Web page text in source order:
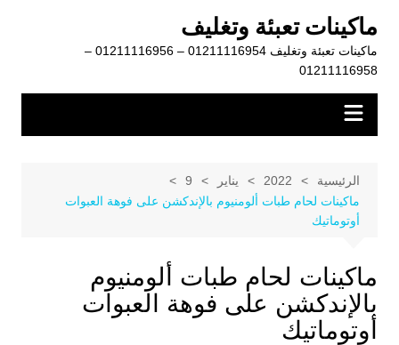
المحتوى
ماكينات تعبئة وتغليف
ماكينات تعبئة وتغليف 01211116954 – 01211116956 –
01211116958
الرئيسية 2022 يناير
9
ماكينات لحام طبات ألومنيوم بالإندكشن على فوهة العبوات
أوتوماتيك
ماكينات لحام طبات ألومنيوم
بالإندكشن على فوهة العبوات
أوتوماتيك